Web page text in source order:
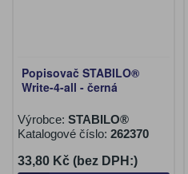
Popisovač STABILO®
Write-4-all - černá
Výrobce: STABILO®
Katalogové číslo: 262370
33,80 Kč (bez DPH:)